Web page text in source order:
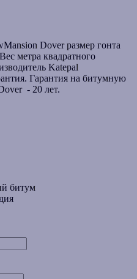
Dover размер гонта
метра квадратного
Katepal
Гарантия на битумную
- 20 лет.
битум